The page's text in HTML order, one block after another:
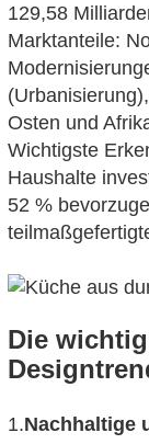
129,58
Marktanteile:
Osten und
Wichtigste
Haushalte
52 %
Die
1.Nachhaltige